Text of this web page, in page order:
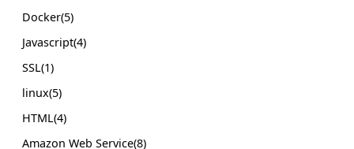
Docker(5)
Javascript(4)
SSL(1)
linux(5)
HTML(4)
Amazon Web Service(8)